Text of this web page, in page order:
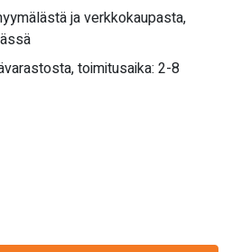
ja verkkokaupasta,
toimitusaika: 2-8